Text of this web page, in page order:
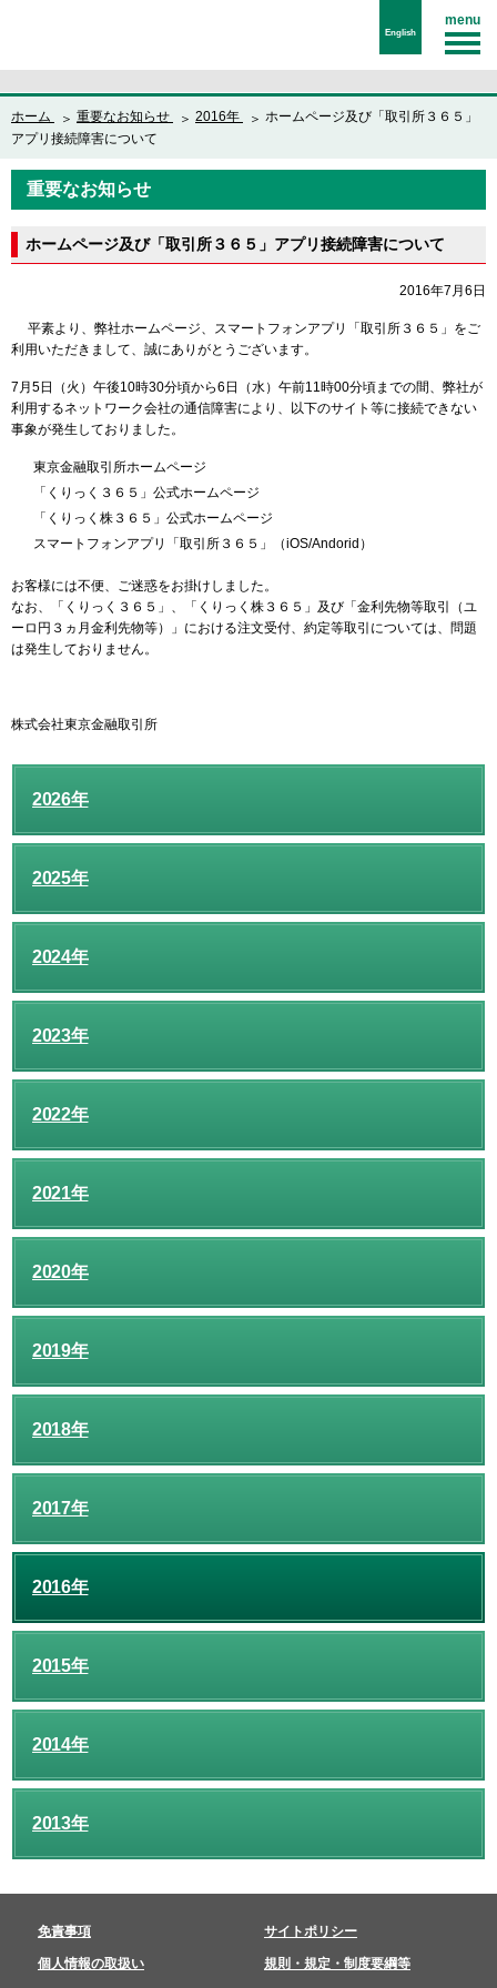
English
ホーム 重要なお知らせ 2016年
ホームページ及び「取引所３６５」
アプリ接続障害について
重要なお知らせ
ホームページ及び「取引所３６５」アプリ接続障害について
2016年7月6日
平素より、弊社ホームページ、スマートフォンアプリ「取引所３６５」をご
利用いただきまして、誠にありがとうございます。
7月5日（火）午後10時30分頃から6日（水）午前11時00分頃までの間、弊社が
利用するネットワーク会社の通信障害により、以下のサイト等に接続できない
事象が発生しておりました。
東京金融取引所ホームページ
「くりっく３６５」公式ホームページ
「くりっく株３６５」公式ホームページ
スマートフォンアプリ「取引所３６５」（iOS/Andorid）
お客様には不便、ご迷惑をお掛けしました。
なお、「くりっく３６５」、「くりっく株３６５」及び「金利先物等取引（ユ
ーロ円３ヵ月金利先物等）」における注文受付、約定等取引については、問題
は発生しておりません。
株式会社東京金融取引所
2026年
2025年
2024年
2023年
2022年
2021年
2020年
2019年
2018年
2017年
2016年
2015年
2014年
2013年
免責事項 サイトポリシー
個人情報の取扱い 規則・規定・制度要綱等
menu